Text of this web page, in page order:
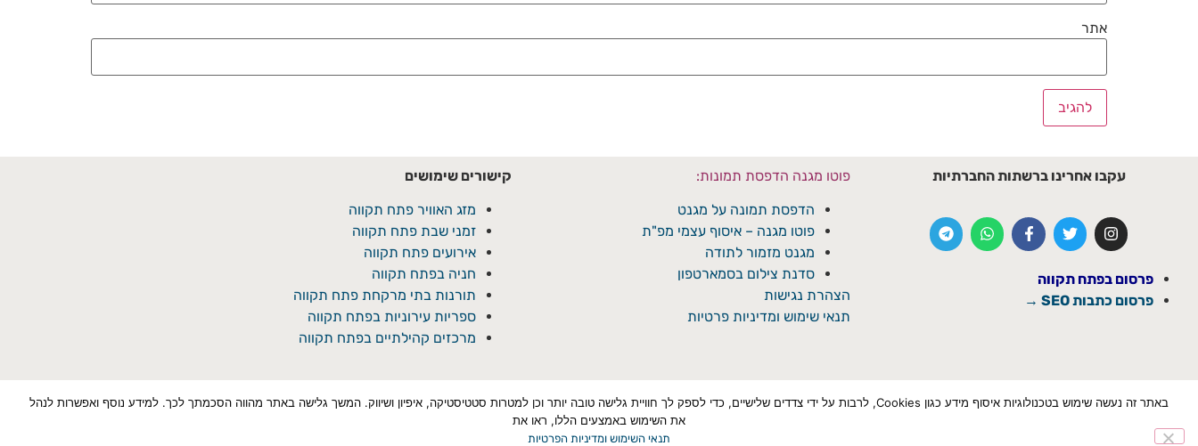
אתר
עקבו אחרינו ברשתות החברתיות
פרסום בפתח תקווה
פרסום כתבות SEO →
פוטו מגנה הדפסת תמונות:
הדפסת תמונה על מגנט
פוטו מגנה – איסוף עצמי מפ"ת
מגנט מזמור לתודה
סדנת צילום בסמארטפון
הצהרת נגישות
תנאי שימוש ומדיניות פרטיות
קישורים שימושים
מזג האוויר פתח תקווה
זמני שבת פתח תקווה
אירועים פתח תקווה
חניה בפתח תקווה
תורנות בתי מרקחת פתח תקווה
ספריות עירוניות בפתח תקווה
מרכזים קהילתיים בפתח תקווה
באתר זה נעשה שימוש בטכנולוגיות איסוף מידע כגון Cookies, לרבות על ידי צדדים שלישיים, כדי לספק לך חוויית גלישה טובה יותר וכן למטרות סטטיסטיקה, איפיון ושיווק. המשך גלישה באתר מהווה הסכמתך לכך. למידע נוסף ואפשרות לנהל
את השימוש באמצעים הללו, ראו את
תנאי השימוש ומדיניות הפרטיות